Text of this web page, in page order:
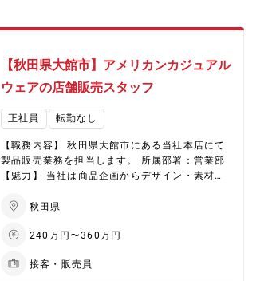
【秋田県大館市】アメリカンカジュアル
ウェアの店舗販売スタッフ
正社員 転勤なし
【職務内容】 秋田県大館市にある当社本店にて
製品販売業務を担当します。 所属部署：営業部
【魅力】 当社は商品企画からデザイン・素材、
でを一貫して手掛ける数少ないトータルアパレ
品は、本店をはじめ全国に61か所、海外6社に
場直結の本店にて販売業務を担当する方を募集
秋田県
240万円〜360万円
接客・販売員